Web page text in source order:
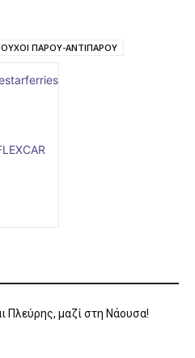
ΠΑΡΟΥ-ΑΝΤΙΠΑΡΟΥ
Πλεύρης, μαζί στη Νάουσα!